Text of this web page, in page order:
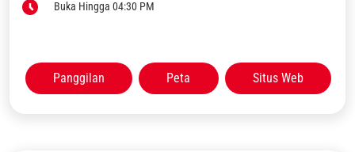
Buka Hingga 04:30 PM
Panggilan Peta Situs Web